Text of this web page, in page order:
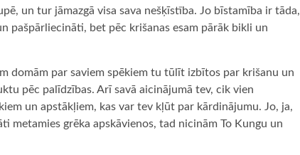
un tur jāmazgā visa sava nešķīstība. Jo bīstamība ir tāda,
pašpārliecināti, bet pēc krišanas esam pārāk bikli un
domām par saviem spēkiem tu tūlīt izbītos par krišanu un
pēc palīdzības. Arī savā aicinājumā tev, cik vien
un apstākļiem, kas var tev kļūt par kārdinājumu. Jo, ja,
metamies grēka apskāvienos, tad nicinām To Kungu un